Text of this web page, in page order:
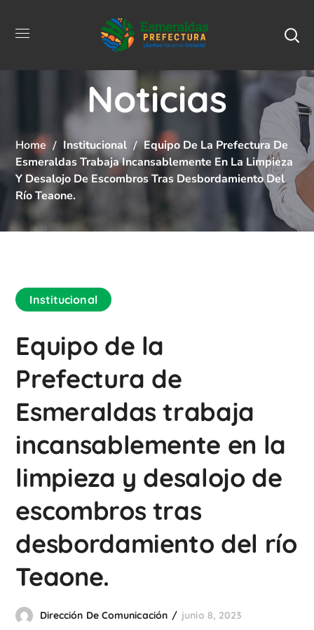
Noticias
Home Institucional
Equipo De La Prefectura De
Esmeraldas Trabaja Incansablemente En La Limpieza
Y Desalojo De Escombros Tras Desbordamiento Del
Río Teaone.
Institucional
Equipo de la
Prefectura de
Esmeraldas trabaja
incansablemente en la
limpieza y desalojo de
escombros tras
desbordamiento del río
Teaone.
Dirección De Comunicación junio 8, 2023